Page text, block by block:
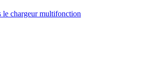
le chargeur multifonction